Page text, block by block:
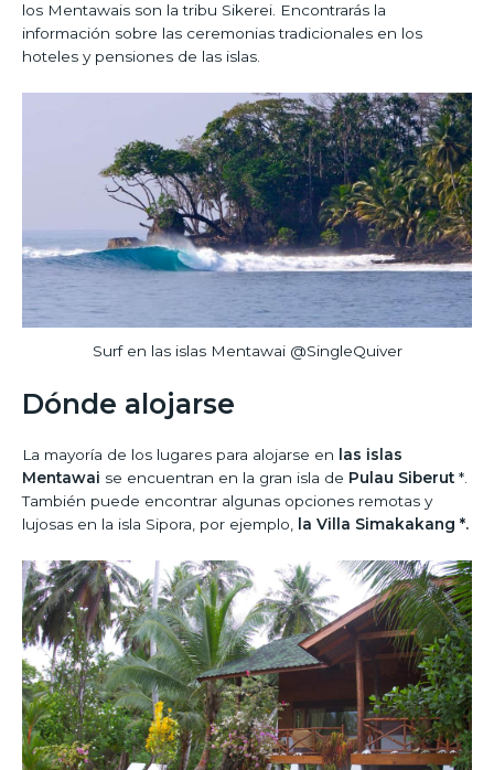
los Mentawais son la tribu Sikerei. Encontrarás la
información sobre las ceremonias tradicionales en los
hoteles y pensiones de las islas.
Surf en las islas Mentawai @SingleQuiver
Dónde alojarse
La mayoría de los lugares para alojarse en las islas
Mentawai se encuentran en la gran isla de Pulau Siberut *.
También puede encontrar algunas opciones remotas y
lujosas en la isla Sipora, por ejemplo,
la Villa Simakakang *.